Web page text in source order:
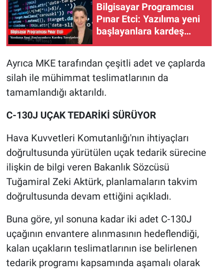
Bilgisayar Programcısı
Pınar Etci: Yazılıma yeni
başlayanlara kardeş
Ayrıca MKE tarafından çeşitli adet ve çaplarda
silah ile mühimmat teslimatlarının da
tamamlandığı aktarıldı.
C-130J UÇAK TEDARİKİ SÜRÜYOR
Hava Kuvvetleri Komutanlığı'nın ihtiyaçları
doğrultusunda yürütülen uçak tedarik sürecine
ilişkin de bilgi veren Bakanlık Sözcüsü
Tuğamiral Zeki Aktürk, planlamaların takvim
doğrultusunda devam ettiğini açıkladı.
Buna göre, yıl sonuna kadar iki adet C-130J
uçağının envantere alınmasının hedeflendiği,
kalan uçakların teslimatlarının ise belirlenen
tedarik programı kapsamında aşamalı olarak